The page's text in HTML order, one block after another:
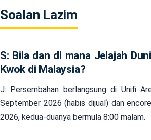
Soalan Lazim
S: Bila dan di mana Jelajah
Kwok di Malaysia?
J: Persembahan berlangsung di Unifi
September 2026 (habis dijual) dan
2026, kedua-duanya bermula 8:00 malam.